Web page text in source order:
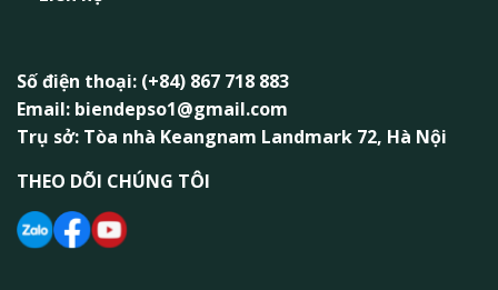
Số điện thoại: (+84) 867 718 883
Email: biendepso1@gmail.com
Trụ sở: Tòa nhà Keangnam Landmark 72, Hà Nội
THEO DÕI CHÚNG TÔI